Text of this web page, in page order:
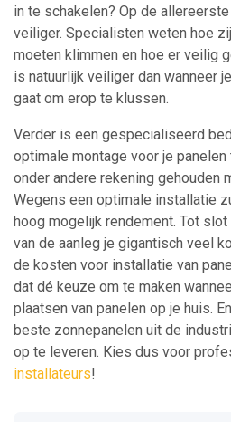
in te schakelen? Op de
veiliger. Specialisten weten hoe
moeten klimmen en hoe er veilig
is natuurlijk veiliger dan wanneer
gaat om erop te klussen.
Verder is een gespecialiseerd
optimale montage voor je
onder andere rekening gehouden
Wegens een optimale installatie
hoog mogelijk rendement. Tot
van de aanleg je gigantisch veel
de kosten voor installatie van
dat dé keuze om te maken
plaatsen van panelen op je huis.
beste zonnepanelen uit de
op te leveren. Kies dus voor
installateurs!